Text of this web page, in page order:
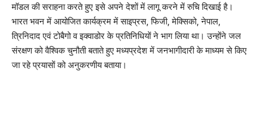
मॉडल की सराहना करते हुए इसे अपने देशों में लागू करने में रुचि दिखाई है।
भारत भवन में आयोजित कार्यक्रम में साइप्रस, फिजी, मेक्सिको, नेपाल,
त्रिनिदाद एवं टोबैगो व इक्वाडोर के प्रतिनिधियों ने भाग लिया था। उन्होंने जल
संरक्षण को वैश्विक चुनौती बताते हुए मध्यप्रदेश में जनभागीदारी के माध्यम से किए
जा रहे प्रयासों को अनुकरणीय बताया।